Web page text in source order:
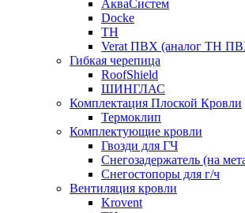
АкваСистем
Docke
ТН
Verat ПВХ (аналог ТН
Гибкая черепица
RoofShield
ШИНГЛАС
Комплектация Плоской Кровли
Термоклип
Комплектующие кровли
Гвозди для ГЧ
Снегозадержатель (на
Снегостопоры для г/ч
Вентиляция кровли
Krovent